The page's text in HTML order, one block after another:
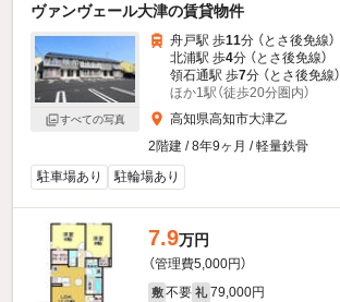
ヴァンヴェール大津の賃貸物件
すべての写真
舟戸駅 歩11分 （とさ後免線）
北浦駅 歩4分 （とさ後免線）
領石通駅 歩7分 （とさ後免線）
ほか1駅（徒歩20分圏内）
高知県高知市大津乙
2階建 / 8年9ヶ月 / 軽量鉄骨
駐車場あり
駐輪場あり
7.9万円
（管理費5,000円）
敷 不要 礼 79,000円